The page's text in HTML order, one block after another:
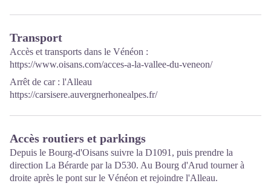
postales, librairie, textiles et articles pour enfants). Une exposition
permanente du Parc propose de découvrir l'espace protégé, son
histoire, sa biodiversité, avec un zoom sur la vallée du Vénéon, la
réserve intégrale du Lauvitel.
Accessible à tous les publics. Certains modules sont adaptés aux
personnes en situation de handicap.
Entrée libre.
Espace “salon”, accès WIFI gratuit 24/24h.
Transport
Accès et transports dans le Vénéon :
https://www.oisans.com/acces-a-la-vallee-du-veneon/
Arrêt de car : l'Alleau
https://carsisere.auvergnerhonealpes.fr/
Accès routiers et parkings
Depuis le Bourg-d'Oisans suivre la D1091, puis prendre la
direction La Bérarde par la D530. Au Bourg d'Arud tourner à
droite après le pont sur le Vénéon et rejoindre l'Alleau.